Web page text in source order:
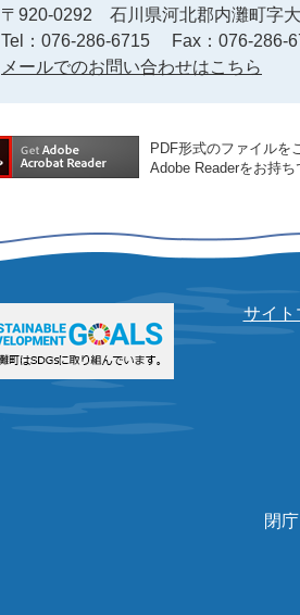
〒920-0292
石川県河北郡内灘町字
Tel：076-286-6715
Fax：076-286-
メールでのお問い合わせはこちら
PDF形式のファイルを
Adobe Readerをお持
サイト
閉